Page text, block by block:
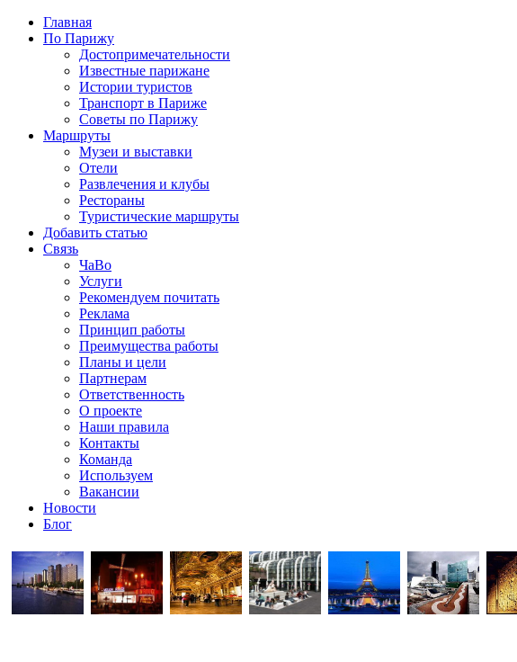
Главная
По Парижу
Достопримечательности
Известные парижане
Истории туристов
Транспорт в Париже
Советы по Парижу
Маршруты
Музеи и выставки
Отели
Развлечения и клубы
Рестораны
Туристические маршруты
Добавить статью
Связь
ЧаВо
Услуги
Рекомендуем почитать
Реклама
Принцип работы
Преимущества работы
Планы и цели
Партнерам
Ответственность
О проекте
Наши правила
Контакты
Команда
Используем
Вакансии
Новости
Блог